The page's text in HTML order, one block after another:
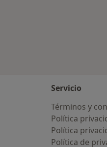
Servicio
Términos y
Política
Política
Política de